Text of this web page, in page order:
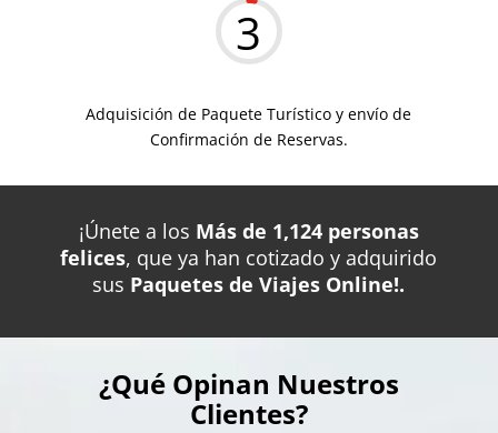
3
Adquisición de Paquete Turístico y envío de
Confirmación de Reservas.
¡Únete a los Más de 1,124 personas
felices, que ya han cotizado y adquirido
sus Paquetes de Viajes Online!.
¿Qué Opinan Nuestros
Clientes?